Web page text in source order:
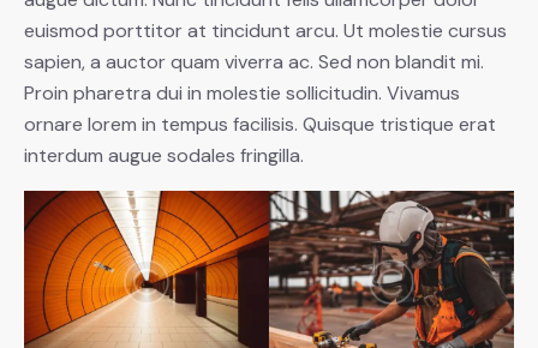
euismod porttitor at tincidunt arcu. Ut molestie cursus
sapien, a auctor quam viverra ac. Sed non blandit mi.
Proin pharetra dui in molestie sollicitudin. Vivamus
ornare lorem in tempus facilisis. Quisque tristique erat
interdum augue sodales fringilla.